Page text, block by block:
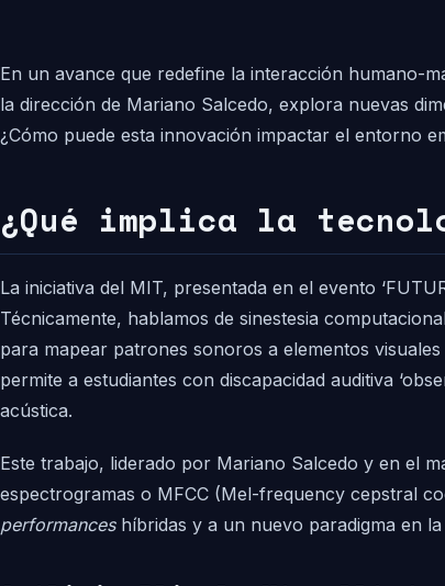
En un avance que redefine la interacción humano-
la dirección de Mariano Salcedo, explora nuevas
¿Cómo puede esta innovación impactar el entorno
¿Qué implica la
La iniciativa del MIT, presentada en el evento
Técnicamente, hablamos de sinestesia
para mapear patrones sonoros a elementos
permite a estudiantes con discapacidad auditiva
acústica.
Este trabajo, liderado por Mariano Salcedo y en el
espectrogramas o MFCC (Mel-frequency cepstral
performanceshíbridas y a un nuevo paradigma en